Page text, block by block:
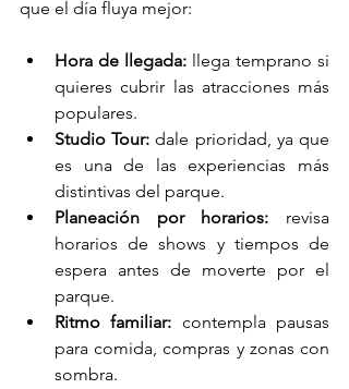
que el día fluya mejor:
Hora de llegada: llega temprano si
quieres cubrir las atracciones más
populares.
Studio Tour: dale prioridad, ya que
es una de las experiencias más
distintivas del parque.
Planeación por horarios: revisa
horarios de shows y tiempos de
espera antes de moverte por el
parque.
Ritmo familiar: contempla pausas
para comida, compras y zonas con
sombra.